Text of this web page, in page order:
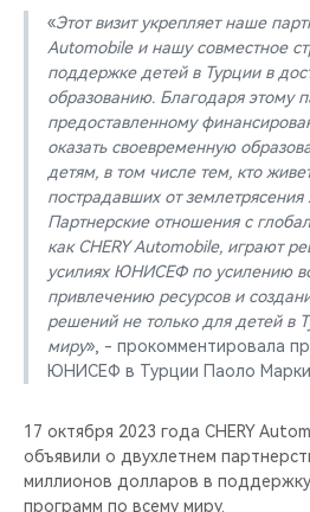
«Этот визит укрепляет наше
Automobile и нашу совместное
поддержке детей в Турции в
образованию. Благодаря этому
предоставленному
оказать своевременную
детям, в том числе тем, кто
пострадавших от землетрясения
Партнерские отношения с
как CHERY Automobile, играют
усилиях ЮНИСЕФ по усилению
привлечению ресурсов и
решений не только для детей в
миру», - прокомментировала
ЮНИСЕФ в Турции Паоло Марки.
17 октября 2023 года CHERY
объявили о двухлетнем
миллионов долларов в
программ по всему миру.